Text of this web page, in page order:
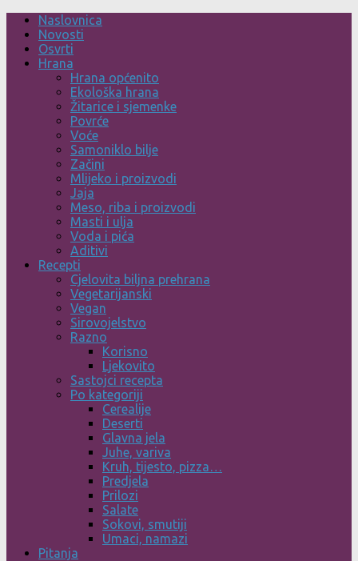
Skip
content
Naslovnica
Novosti
Osvrti
Hrana
Hrana općenito
Ekološka hrana
Žitarice i sjemenke
Povrće
Voće
Samoniklo bilje
Začini
Mlijeko i proizvodi
Jaja
Meso, riba i proizvodi
Masti i ulja
Voda i pića
Aditivi
Recepti
Cjelovita biljna prehrana
Vegetarijanski
Vegan
Sirovojelstvo
Razno
Korisno
Ljekovito
Sastojci recepta
Po kategoriji
Cerealije
Deserti
Glavna jela
Juhe, variva
Kruh, tijesto, pizza…
Predjela
Prilozi
Salate
Sokovi, smutiji
Umaci, namazi
Pitanja